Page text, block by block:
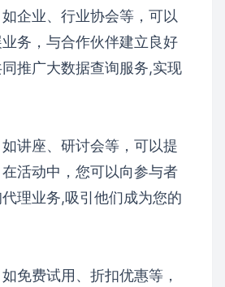
企业、行业协会等，可以
务，与合作伙伴建立良好
推广大数据查询服务,实现
讲座、研讨会等，可以提
活动中，您可以向参与者
理业务,吸引他们成为您的
免费试用、折扣优惠等，